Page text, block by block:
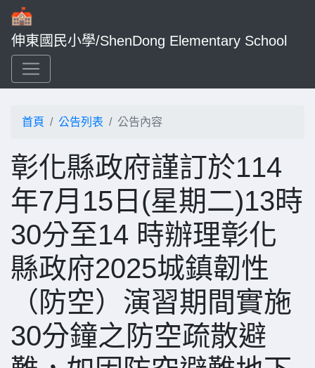
伸東國民小學/ShenDong Elementary School
首頁 公告列表 公告內容
彰化縣政府謹訂於114
年7月15日(星期二)13時
30分至14 時辦理彰化
縣政府2025城鎮韌性
（防空）演習期間實施
30分鐘之防空疏散避